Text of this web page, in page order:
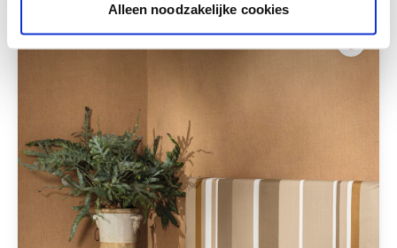
Alleen noodzakelijke cookies